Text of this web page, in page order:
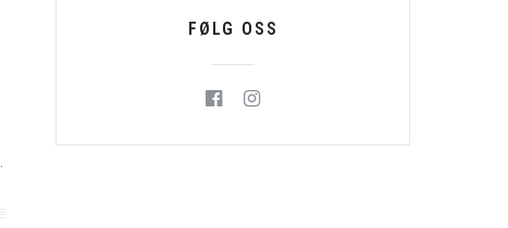
FØLG OSS